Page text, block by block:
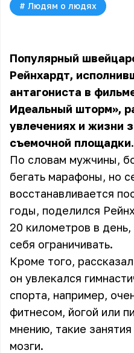
# Людям о людях
Популярный
Рейнхардт,
антагониста в
Идеальный шторм»,
увлечениях и жизни
съемочной площадки.
По словам мужчины,
бегать марафоны, но
восстанавливается
годы, поделился
20 километров в
себя ограничивать.
Кроме того,
он увлекался
спорта, например,
фитнесом, йогой или
мнению, такие
мозги.